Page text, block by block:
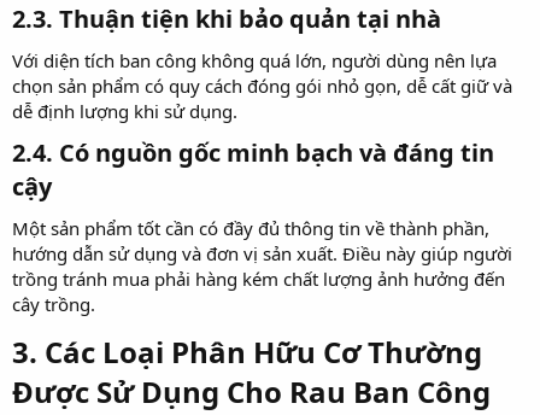
2.3. Thuận tiện khi bảo quản tại nhà​
Với diện tích ban công không quá lớn, người dùng nên lựa
chọn sản phẩm có quy cách đóng gói nhỏ gọn, dễ cất giữ và
dễ định lượng khi sử dụng.
2.4. Có nguồn gốc minh bạch và đáng tin
cậy​
Một sản phẩm tốt cần có đầy đủ thông tin về thành phần,
hướng dẫn sử dụng và đơn vị sản xuất. Điều này giúp người
trồng tránh mua phải hàng kém chất lượng ảnh hưởng đến
cây trồng.
3. Các Loại Phân Hữu Cơ Thường
Được Sử Dụng Cho Rau Ban Công​